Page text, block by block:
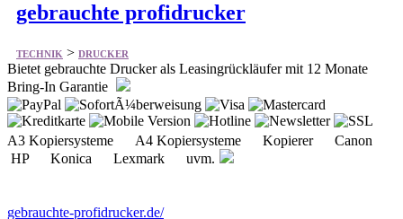
gebrauchte profidrucker
TECHNIK > DRUCKER
Bietet gebrauchte Drucker als Leasingrückläufer mit 12 Monate
Bring-In Garantie
A3 Kopiersysteme A4 Kopiersysteme Kopierer Canon
HP Konica Lexmark uvm.
gebrauchte-profidrucker.de/